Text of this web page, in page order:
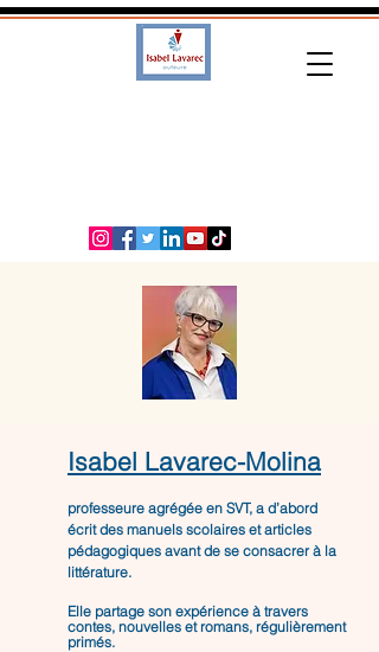
Isabel Lavarec-Molina
professeure agrégée en SVT, a d’abord
écrit des manuels scolaires et articles
pédagogiques avant de se consacrer à la
littérature.
Elle partage son expérience à travers
contes, nouvelles et romans, régulièrement
primés.